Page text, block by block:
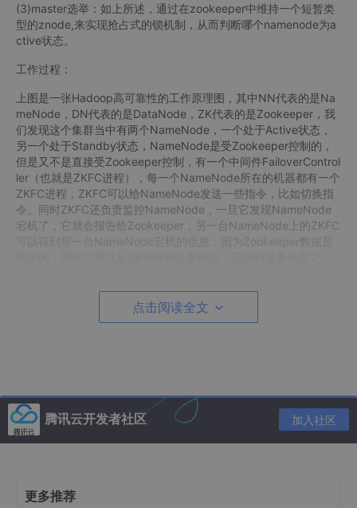
(3)master选举：如上所述，通过在zookeeper中维持一个短暂类
型的znode,来实现抢占式的锁机制，从而判断哪个namenode为a
ctive状态。
工作过程：
上图是一张Hadoop高可靠性的工作原理图，其中NN代表的是Na
meNode，DN代表的是DataNode，ZK代表的是Zookeeper，我
们发现这个集群当中有两个NameNode，一个处于Active状态，
另一个处于Standby状态，NameNode是受Zookeeper控制的，
但是又不是直接受Zookeeper控制，有一个中间件FailoverControl
ler（也就是ZKFC进程），每一个NameNode所在的机器都有一个
ZKFC进程，ZKFC可以给NameNode发送一些指令，比如切换指
令。同时ZKFC还负责监控NameNode，一旦它发现NameNode
宕机了，它就会报告给Zookeeper，另一台NameNode上的ZKFC
态切换为Active状态。具体原理是什么呢，刚开始的时候两个Nam
eNode都正常工作，处于激活状态的NameNode会实时的把edits
文件写入到存放edits的一个介质当中（如下图绿色的如
状态的NameNode发生宕机，FailoverController就跟NameNode
联系不上了，联系不上之后，FailoverController就会把Active宕机
的信息汇报给Zookeeper，另一个FailoverController便从ZK中得
的是NameService,DataNode既可以跟Active的NameNode通信
点击阅读全文
腾讯云开发者社区 加入社区
更多推荐